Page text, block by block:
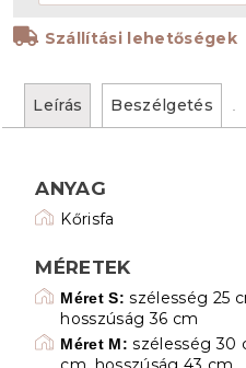
Szállítási lehetőségek
Leírás Beszélgetés
ANYAG
Kőrisfa
MÉRETEK
Méret S: szélesség 25
hosszúság 36 cm
Méret M: szélesség 30